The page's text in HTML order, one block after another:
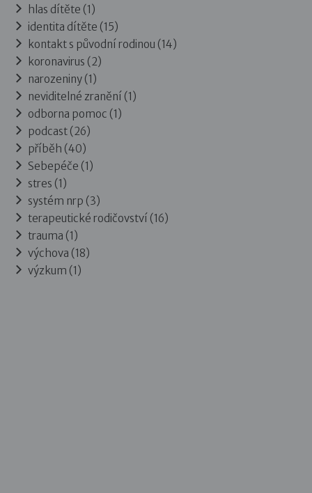
hlas dítěte (1)
identita dítěte (15)
kontakt s původní rodinou (14)
koronavirus (2)
narozeniny (1)
neviditelné zranění (1)
odborna pomoc (1)
podcast (26)
příběh (40)
Sebepéče (1)
stres (1)
systém nrp (3)
terapeutické rodičovství (16)
trauma (1)
výchova (18)
výzkum (1)